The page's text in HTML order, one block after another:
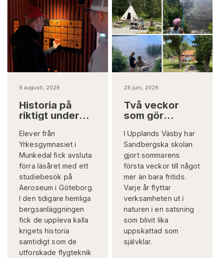
6 augusti, 2026
Historia på
riktigt under
Elever från
Yrkesgymnasiet i
Munkedal fick avsluta
förra läsåret med ett
studiebesök på
Aeroseum i Göteborg.
I den tidigare hemliga
bergsanläggningen
fick de uppleva kalla
krigets historia
samtidigt som de
utforskade flygteknik
29 juni, 2026
Två veckor
som gör
riktigt
I Upplands Väsby har
Sandbergska skolan
gjort sommarens
första veckor till något
mer än bara fritids.
Varje år flyttar
verksamheten ut i
naturen i en satsning
som blivit lika
uppskattad som
självklar.